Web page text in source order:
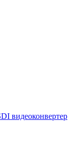
видеоконвертер